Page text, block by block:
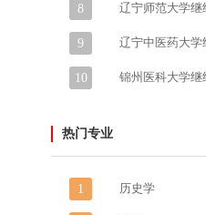
8
9
10
热门专业
1 历史学